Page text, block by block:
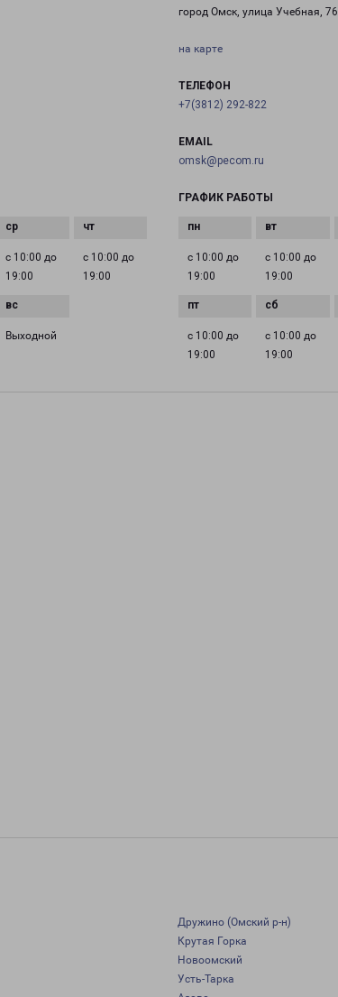
с 10:00 до
19:00
с 10:00 до
19:00
Выходной
город Омск, улица Учебная, 76
на карте
ТЕЛЕФОН
+7(3812) 292-822
EMAIL
omsk@pecom.ru
ГРАФИК РАБОТЫ
с 10:00 до
19:00
с 10:00 до
19:00
с 10:00 до
19:00
с 10:00 до
19:00
Дружино (Омский р-н)
Крутая Горка
Новоомский
Усть-Тарка